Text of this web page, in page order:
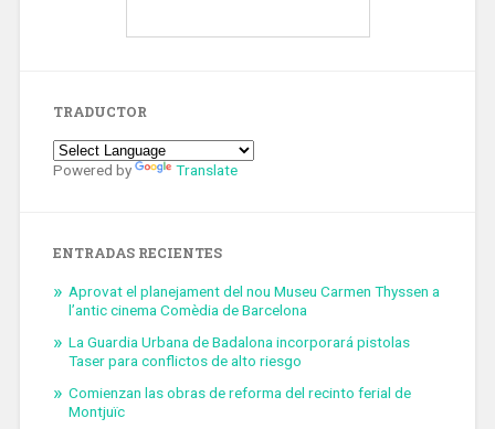
TRADUCTOR
Powered by Translate
ENTRADAS RECIENTES
Aprovat el planejament del nou Museu Carmen Thyssen a
l’antic cinema Comèdia de Barcelona
La Guardia Urbana de Badalona incorporará pistolas
Taser para conflictos de alto riesgo
Comienzan las obras de reforma del recinto ferial de
Montjuïc